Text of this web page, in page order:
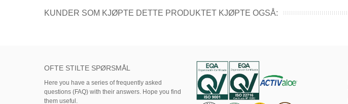
KUNDER SOM KJØPTE DETTE PRODUKTET KJØPTE OGSÅ:
OFTE STILTE SPØRSMÅL
Here you have a series of frequently asked
questions (FAQ) with their answers. Hope you find
them useful.